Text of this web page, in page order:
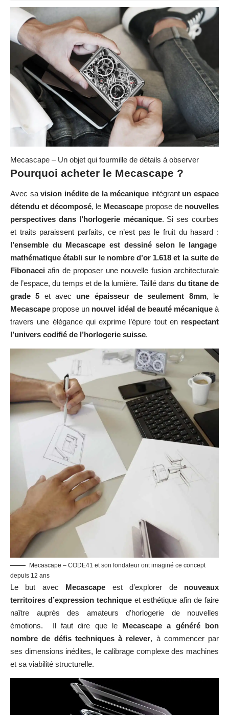
Mecascape – Un objet qui fourmille de détails à observer
Pourquoi acheter le Mecascape ?
Avec savision inédite de la mécanique intégrant un espace
détendu et décomposé, le Mecascape propose de nouvelles
perspectives dans l’horlogerie mécanique. Si ses courbes
et traits paraissent parfaits, ce n’est pas le fruit du hasard :
l’ensemble du Mecascape est dessiné selon le langage
mathématique établi sur le nombre d’or 1.618 et la suite de
Fibonacci afin de proposer une nouvelle fusion architecturale
de l’espace, du temps et de la lumière. Taillé dans du titane de
grade 5 et avec une épaisseur de seulement 8mm, le
Mecascape propose un nouvel idéal de beauté mécaniqueà
travers une élégance qui exprime l’épure tout en respectant
l’univers codifié de l’horlogerie suisse.
Mecascape – CODE41 et son fondateur ont imaginé ce concept
depuis 12 ans
Le but avec Mecascape est d’explorer de nouveaux
territoires d’expression techniqueet esthétique afin de faire
naître auprès des amateurs d’horlogerie de nouvelles
émotions. Il faut dire que leMecascape a généré bon
nombre de défis techniques à relever, à commencer par
ses dimensions inédites, le calibrage complexe des machines
et sa viabilité structurelle.